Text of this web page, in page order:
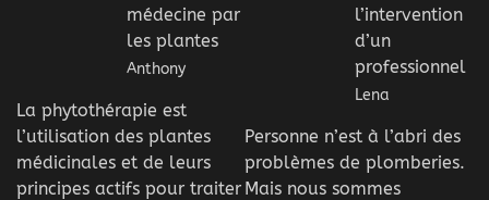
médecine par
les plantes
Anthony
La phytothérapie est
l’utilisation des plantes
médicinales et de leurs
principes actifs pour traiter
l’intervention
d’un
professionnel
Lena
Personne n’est à l’abri des
problèmes de plomberies.
Mais nous sommes